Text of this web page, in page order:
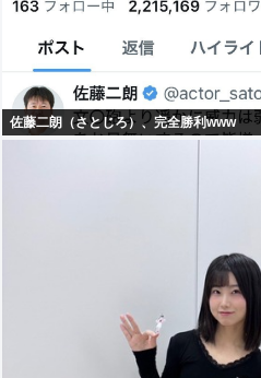
佐藤二朗（さとじろ）、完全勝利www